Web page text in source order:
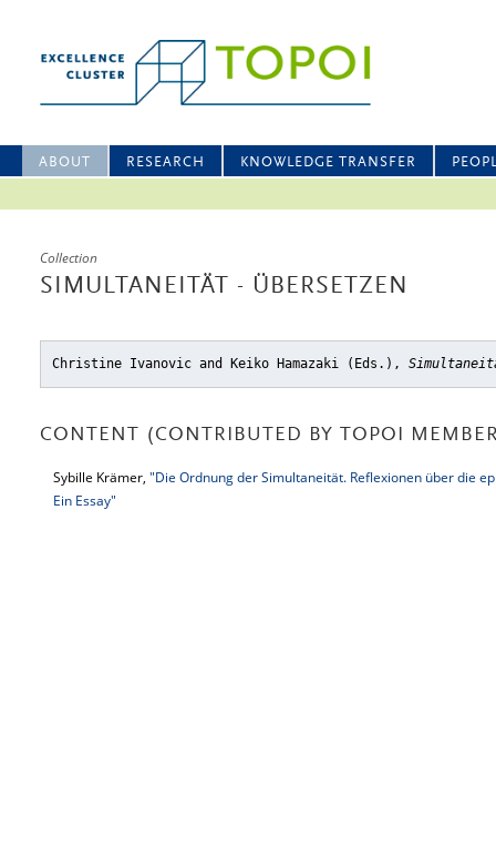
ABOUT RESEARCH KNOWLEDGE TRANSFER
Collection
SIMULTANEITÄT - ÜBERSETZEN
Christine Ivanovic and Keiko Hamazaki (Eds.),
CONTENT (CONTRIBUTED BY TOPOI
Sybille Krämer, "Die Ordnung der Simultaneität. Reflexionen über die
Ein Essay"